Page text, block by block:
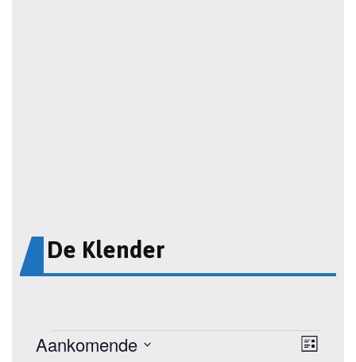
De Klender